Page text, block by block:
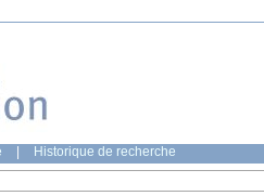
Historique de recherche